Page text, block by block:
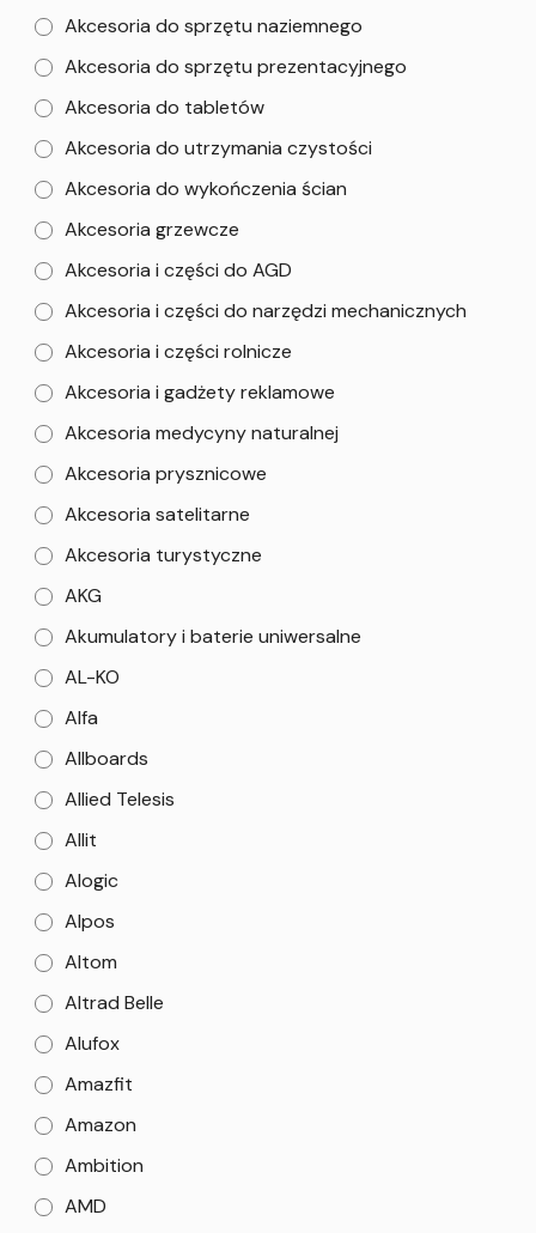
Akcesoria do sprzętu naziemnego
Akcesoria do sprzętu prezentacyjnego
Akcesoria do tabletów
Akcesoria do utrzymania czystości
Akcesoria do wykończenia ścian
Akcesoria grzewcze
Akcesoria i części do AGD
Akcesoria i części do narzędzi mechanicznych
Akcesoria i części rolnicze
Akcesoria i gadżety reklamowe
Akcesoria medycyny naturalnej
Akcesoria prysznicowe
Akcesoria satelitarne
Akcesoria turystyczne
AKG
Akumulatory i baterie uniwersalne
AL-KO
Alfa
Allboards
Allied Telesis
Allit
Alogic
Alpos
Altom
Altrad Belle
Alufox
Amazfit
Amazon
Ambition
AMD